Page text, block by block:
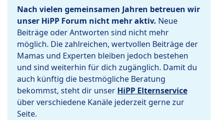
Nach vielen gemeinsamen Jahren betreuen wir
unser HiPP Forum nicht mehr aktiv. Neue
Beiträge oder Antworten sind nicht mehr
möglich. Die zahlreichen, wertvollen Beiträge der
Mamas und Experten bleiben jedoch bestehen
und sind weiterhin für dich zugänglich. Damit du
auch künftig die bestmögliche Beratung
bekommst, steht dir unser HiPP Elternservice
über verschiedene Kanäle jederzeit gerne zur
Seite.